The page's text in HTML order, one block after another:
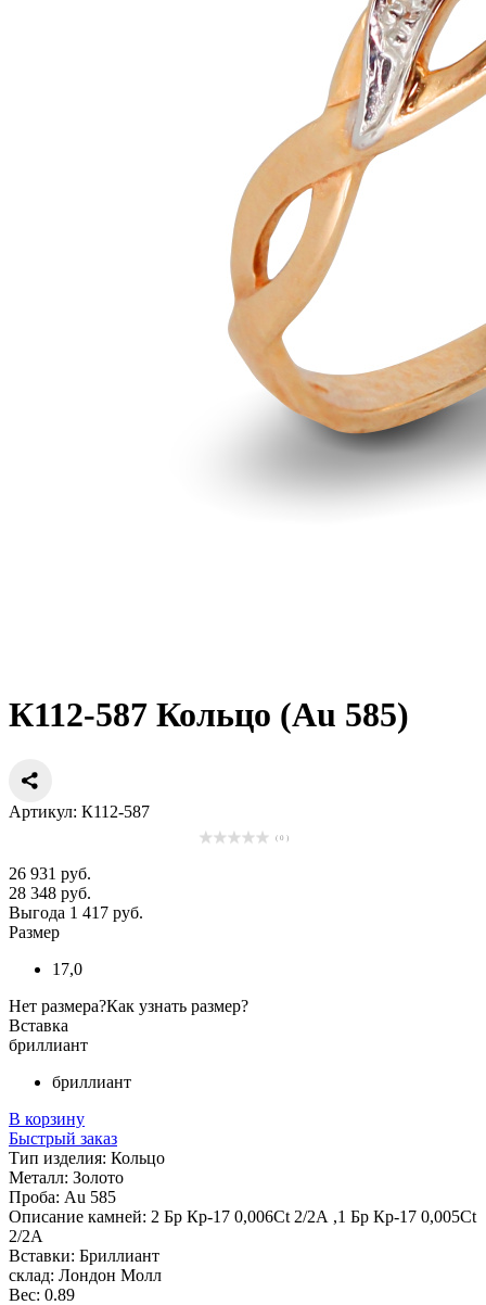
К112-587 Кольцо (Au 585)
Артикул: К112-587
( 0 )
26 931 руб.
28 348 руб.
Выгода 1 417 руб.
Размер
17,0
Нет размера?Как узнать размер?
Вставка
бриллиант
бриллиант
В корзину
Быстрый заказ
Тип изделия: Кольцо
Металл: Золото
Проба: Au 585
Описание камней: 2 Бр Кр-17 0,006Ct 2/2А ,1 Бр Кр-17 0,005Ct
2/2А
Вставки: Бриллиант
склад: Лондон Молл
Вес: 0.89